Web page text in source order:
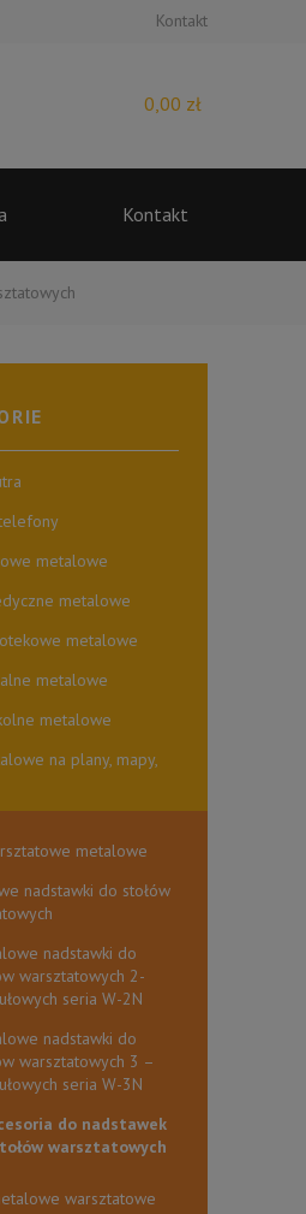
Kontakt
0,00 zł
Kontakt
metalowe
metalowe
metalowe
metalowe
metalowe
na plany, mapy,
metalowe
nadstawki do stołów
nadstawki do
warsztatowych 2-
seria W-2N
nadstawki do
warsztatowych 3 –
seria W-3N
do nadstawek
warsztatowych
warsztatowe